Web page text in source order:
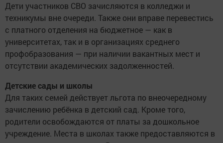
Дети участников СВО зачисляются в колледжи и
техникумы вне очереди. Также они вправе перевестись
с платного отделения на бюджетное — как в
университетах, так и в организациях среднего
профобразования — при наличии вакантных мест и
отсутствии академических задолженностей.
Детские сады и школы
Для таких семей действует льгота по внеочередному
зачислению ребёнка в детский сад. Кроме того,
родители освобождаются от платы за дошкольное
учреждение. Места в школах также предоставляются в